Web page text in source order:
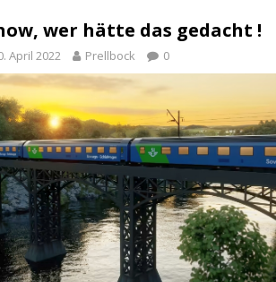
wer hätte das gedacht !
April 2022 Prellbock 0